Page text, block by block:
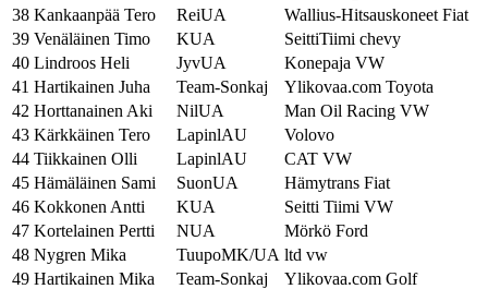
38 Kankaanpää Tero ReiUA
Wallius-Hitsauskoneet Fiat
39 Venäläinen Timo KUA
SeittiTiimi chevy
40 Lindroos Heli JyvUA
Konepaja VW
41 Hartikainen Juha Team-Sonkaj
Ylikovaa.com Toyota
42 Horttanainen Aki NilUA
Man Oil Racing VW
43 Kärkkäinen Tero LapinlAU
Volovo
44 Tiikkainen Olli LapinlAU
CAT VW
45 Hämäläinen Sami SuonUA
Hämytrans Fiat
46 Kokkonen Antti KUA
Seitti Tiimi VW
47 Kortelainen Pertti NUA
Mörkö Ford
48 Nygren Mika TuupoMK/UA ltd vw
49 Hartikainen Mika Team-Sonkaj
Ylikovaa.com Golf